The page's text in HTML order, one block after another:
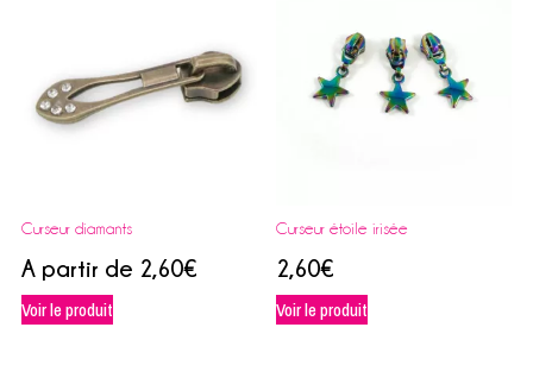
Curseur diamants
A partir de 2,60€
Voir le produit
Curseur étoile irisée
2,60€
Voir le produit